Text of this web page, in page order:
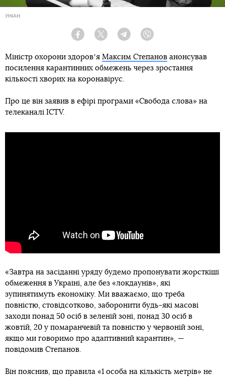
УНІАН
Facebook Twitter Telegram
Міністр охорони здоровʼя Максим Степанов анонсував
посилення карантинних обмежень через зростання
кількості хворих на коронавірус.
Про це він заявив в ефірі програми «Свобода слова» на
телеканалі ICTV.
«Завтра на засіданні уряду будемо пропонувати жорсткіші
обмеження в Україні, але без «локдаунів», які
зупинятимуть економіку. Ми вважаємо, що треба
повністю, стовідсотково, заборонити будь-які масові
заходи понад 50 осіб в зеленій зоні, понад 30 осіб в
жовтій, 20 у помаранчевій та повністю у червоній зоні,
якщо ми говоримо про адаптивний карантин», —
повідомив Степанов.
Він пояснив, що правила «1 особа на кількість метрів» не